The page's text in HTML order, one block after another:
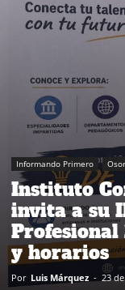
Informando Primero
Instituto
invita a su
Profesional
y horarios
Por Luis Márquez - 23